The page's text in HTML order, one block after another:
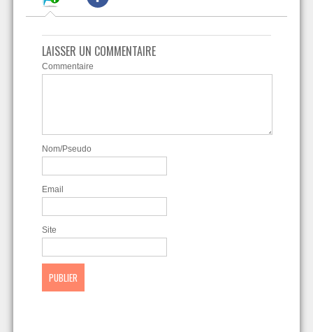
LAISSER UN COMMENTAIRE
Commentaire
Nom/Pseudo
Email
Site